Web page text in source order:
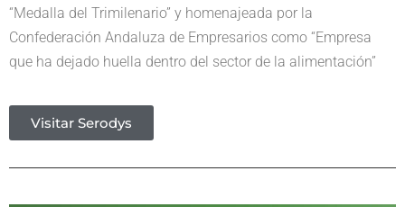
“Medalla del Trimilenario” y homenajeada por la
Confederación Andaluza de Empresarios como “Empresa
que ha dejado huella dentro del sector de la alimentación”
Visitar Serodys